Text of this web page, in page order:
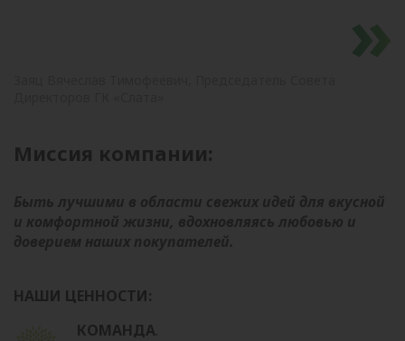
Миссия компании:
НАШИ ЦЕННОСТИ:
КОМАНДА.